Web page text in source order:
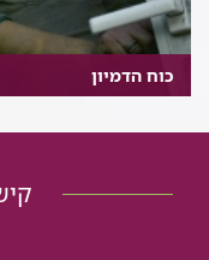
כוח הדמיון